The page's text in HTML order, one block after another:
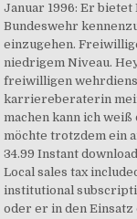
Januar 1996: Er
Bundeswehr
einzugehen.
niedrigem Niveau.
freiwilligen
karriereberaterin
machen kann ich
möchte trotzdem ein
34.99 Instant
Local sales tax
institutional
oder er in den